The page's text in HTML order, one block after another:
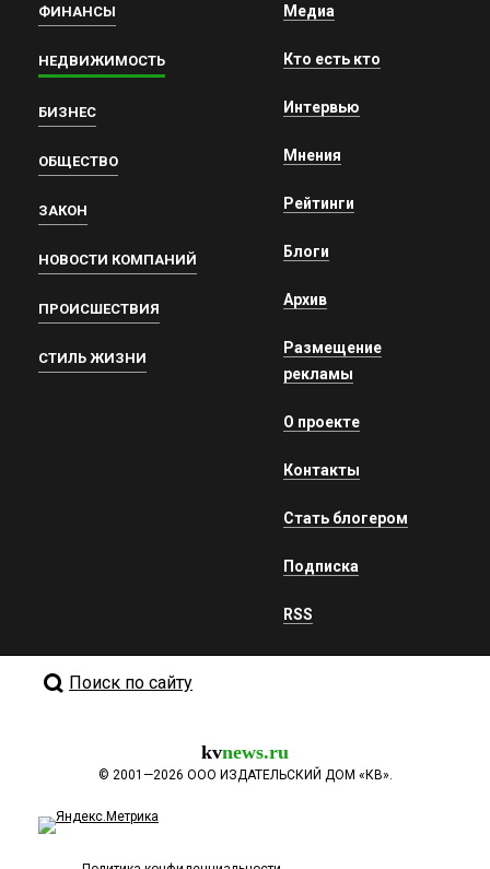
ФИНАНСЫ
НЕДВИЖИМОСТЬ
БИЗНЕС
ОБЩЕСТВО
ЗАКОН
НОВОСТИ КОМПАНИЙ
ПРОИСШЕСТВИЯ
СТИЛЬ ЖИЗНИ
Медиа
Кто есть кто
Интервью
Мнения
Рейтинги
Блоги
Архив
Размещение
рекламы
О проекте
Контакты
Стать блогером
Подписка
RSS
Поиск по сайту
kvnews.ru
© 2001—2026 ООО ИЗДАТЕЛЬСКИЙ ДОМ «КВ».